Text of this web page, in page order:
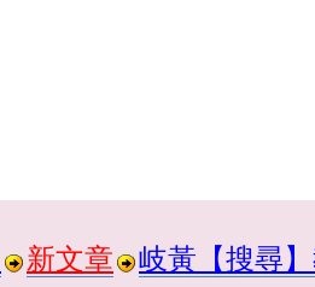
新文章 岐黃【搜尋